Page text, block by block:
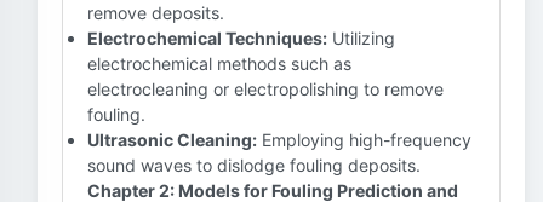
remove deposits.
Electrochemical Techniques: Utilizing
electrochemical methods such as
electrocleaning or electropolishing to remove
fouling.
Ultrasonic Cleaning: Employing high-frequency
sound waves to dislodge fouling deposits.
Chapter 2: Models for Fouling Prediction and